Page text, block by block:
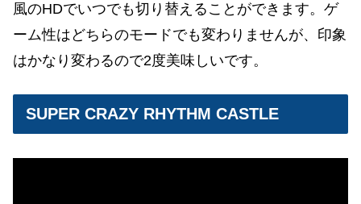
風のHDでいつでも切り替えることができます。ゲ
ーム性はどちらのモードでも変わりませんが、印象
はかなり変わるので2度美味しいです。
SUPER CRAZY RHYTHM CASTLE